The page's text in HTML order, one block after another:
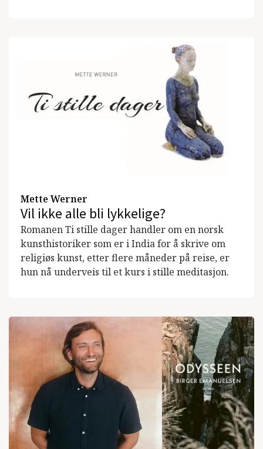
Mette Werner
Vil ikke alle bli lykkelige?
Romanen Ti stille dager handler om en norsk
kunsthistoriker som er i India for å skrive om
religiøs kunst, etter flere måneder på reise, er
hun nå underveis til et kurs i stille meditasjon.